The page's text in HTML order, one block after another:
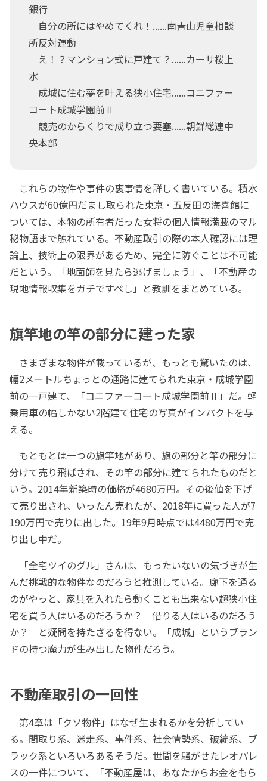
銀行
自分の所にはやめてくれ！......南青山児童相談
所反対運動
え！？マンション式に戸建て？......カーサ桜上
水
成城に住む夢を叶える狭小住宅......コニファー
コート成城学園前Ⅱ
競売のからくりで成り立つ要塞......朝鮮総連中
央本部
これらの物件や事件の裏事情を詳しく書いている。積水
ハウスが60億円だまし取られた東京・五反田の海喜館に
ついては、本物の所有者だった女将の個人情報満載のマル
秘物語まで触れている。不動産取引の際の本人確認には理
論上、技術上の限界があるため、完全に防ぐことは不可能
だという。「地面師を見たら逃げましょう」、「不動産の
現地情報収集をガチですべし」と教訓をまとめている。
旗竿地の竿の部分に建った家
さまざまな物件が載っているが、もっとも驚いたのは、
幅2メートルちょっとの通路に建てられた東京・成城学園
前の一戸建て、「コニファーコート成城学園前Ⅱ」だ。軽
乗用車の幅しかない2階建て住宅の写真がインパクトを与
える。
もともとは一つの旗竿地があり、旗の部分と竿の部分に
分けて売り飛ばされ、その竿の部分に建てられたものだと
いう。2014年新築時の価格が4680万円。その後値を下げ
て売り出され、いったん売れたが、2018年に買った人が7
190万円で売りに出した。19年9月時点では4480万円で売
り出し中だ。
「全宅ツイのグル」さんは、もったいないの気づきが生
んだ挑戦的な物件なのだろうと推測している。廊下を通る
のがやっと、家具を入れたら動くことも出来ない超狭小住
宅を買う人はいるのだろうか？ 借りる人はいるのだろう
か？ と疑問を持たざるを得ない。「成城」というブラン
ドの持つ魔力が生み出した物件だろう。
不動産取引の一回性
第4章は「クソ物件」はなぜ生まれるかを分析してい
る。間取り系、迷走系、事件系、社会情勢系、破綻系、ブ
ラック系といろいろあるそうだ。世間を騒がせたレオパレ
スの一件について、「不動産屋は、あなたからお金をもら